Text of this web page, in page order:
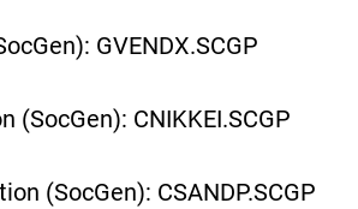
GVENDX.SCGP
(SocGen): CNIKKEI.SCGP
(SocGen): CSANDP.SCGP